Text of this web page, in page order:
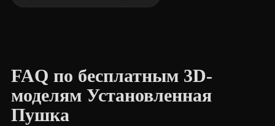
FAQ по бесплатным 3D-
моделям Установленная
Пушка